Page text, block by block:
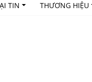
TIN THƯƠNG HIỆU